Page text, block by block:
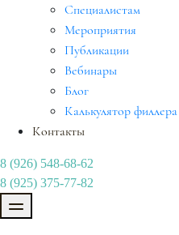
Специалистам
Мероприятия
Публикации
Вебинары
Блог
Калькулятор филлера
Контакты
8 (926) 548-68-62
8 (925) 375-77-82